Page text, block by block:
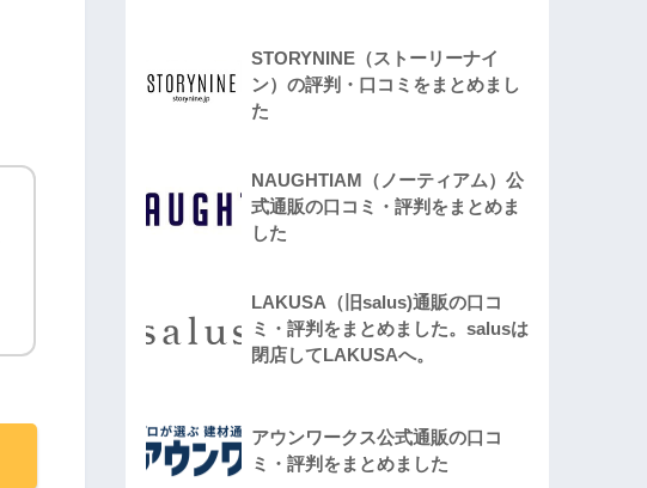
STORYNINE（ストーリーナイ
ン）の評判・口コミをまとめまし
た
NAUGHTIAM（ノーティアム）公
式通販の口コミ・評判をまとめま
した
LAKUSA（旧salus)通販の口コ
ミ・評判をまとめました。salusは
閉店してLAKUSAへ。
アウンワークス公式通販の口コ
ミ・評判をまとめました